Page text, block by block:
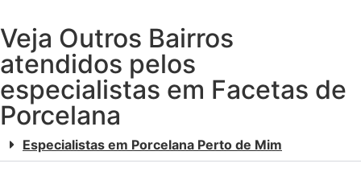
Veja Outros Bairros
atendidos pelos
especialistas em Facetas de
Porcelana
Especialistas em Porcelana Perto de Mim